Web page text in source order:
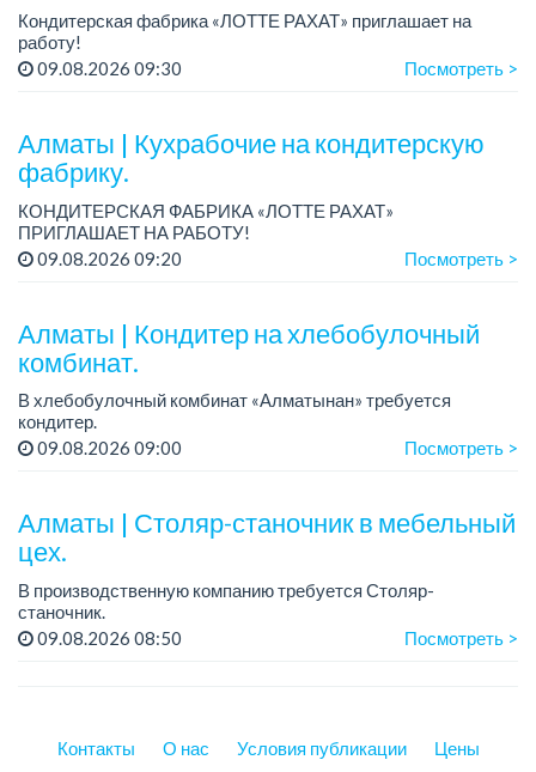
Кондитерская фабрика «ЛОТТЕ РАХАТ» приглашает на
работу!
Зарплата: от 293 099 до 390 328 тенге.
09.08.2026 09:30 Посмотреть >
Алматы | Кухрабочие на кондитерскую
фабрику.
КОНДИТЕРСКАЯ ФАБРИКА «ЛОТТЕ РАХАТ»
ПРИГЛАШАЕТ НА РАБОТУ!
Зарплата: от 120 000 до 180 000 тенге.
09.08.2026 09:20 Посмотреть >
Алматы | Кондитер на хлебобулочный
комбинат.
В хлебобулочный комбинат «Алматынан» требуется
кондитер.
Зарплата: 200 000 тенге на руки.
График работы: 4/3, с 09.00 до 18.00. Дополнительный
09.08.2026 09:00 Посмотреть >
Алматы | Столяр-станочник в мебельный
цех.
В производственную компанию требуется Столяр-
станочник.
График работы: 5/2, с 08.00 до 18.00.
09.08.2026 08:50 Посмотреть >
Контакты О нас Условия публикации Цены